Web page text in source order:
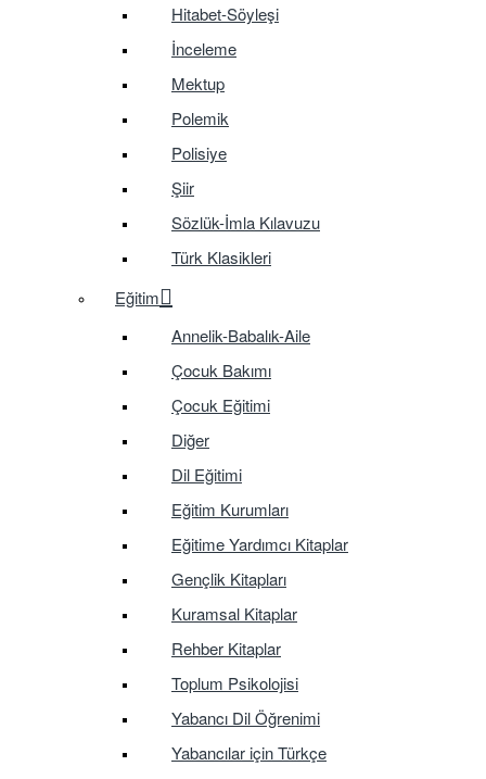
Hitabet-Söyleşi
İnceleme
Mektup
Polemik
Polisiye
Şiir
Sözlük-İmla Kılavuzu
Türk Klasikleri
Eğitim
Annelik-Babalık-Aile
Çocuk Bakımı
Çocuk Eğitimi
Diğer
Dil Eğitimi
Eğitim Kurumları
Eğitime Yardımcı Kitaplar
Gençlik Kitapları
Kuramsal Kitaplar
Rehber Kitaplar
Toplum Psikolojisi
Yabancı Dil Öğrenimi
Yabancılar için Türkçe